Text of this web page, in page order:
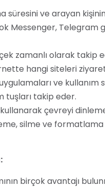
süresini ve arayan
Messenger, Telegram
zamanlı olarak takip
hangi siteleri
ve kullanım
tuşları takip eder.
çevreyi
silme ve
birçok avantajı